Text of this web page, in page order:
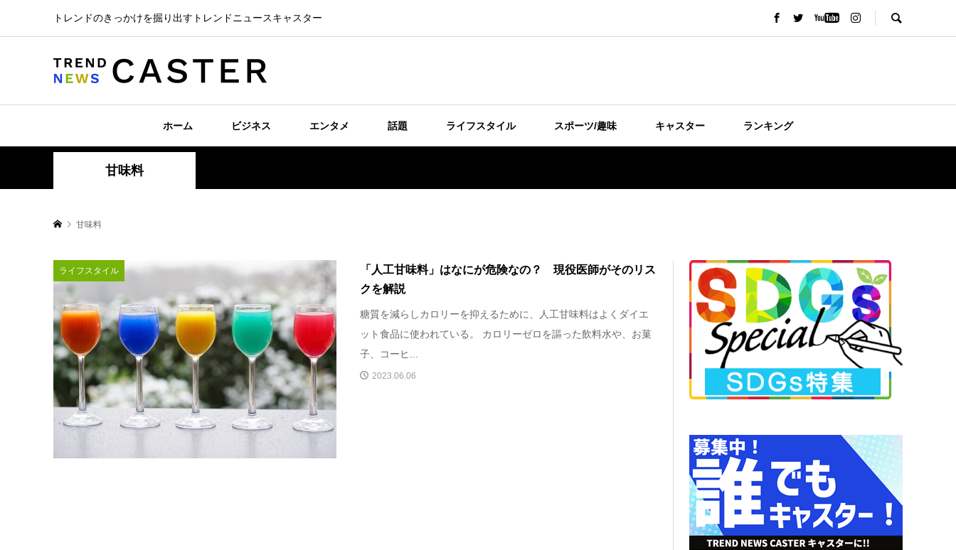
トレンドのきっかけを掘り出すトレンドニュースキャスター
ホーム ビジネス エンタメ 話題 ライフスタイル スポーツ/趣味 キャスター ランキング
甘味料
甘味料
ライフスタイル
「人工甘味料」はなにが危険なの？ 現役医師がそのリス
クを解説
糖質を減らしカロリーを抑えるために、人工甘味料はよくダイエ
ット食品に使われている。 カロリーゼロを謳った飲料水や、お菓
子、コーヒ...
2023.06.06